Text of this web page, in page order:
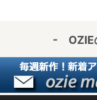
- OZIE